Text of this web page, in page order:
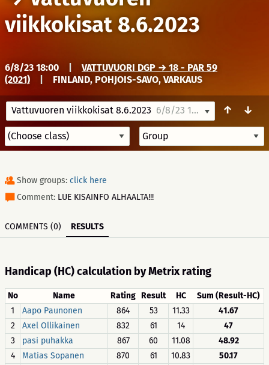
viikkokisat 8.6.2023
6/8/23 18:00
VATTUVUORI DGP → 18 - PAR 59
(2021)
FINLAND, POHJOIS-SAVO, VARKAUS
Vattuvuoren viikkokisat 8.6.2023 6/8/23 18:00 ↑ ↓
Show groups: click here
Comment: LUE KISAINFO ALHAALTA!!!
COMMENTS (0) RESULTS
Handicap (HC) calculation by Metrix rating
No Name Rating Result HC
Sum (Result-HC)
1
Aapo Paunonen 864 53 11.33
41.67
2
Axel Ollikainen 832 61 14
47
3
pasi puhakka 867 60 11.08
48.92
4
Matias Sopanen 870 61 10.83
50.17